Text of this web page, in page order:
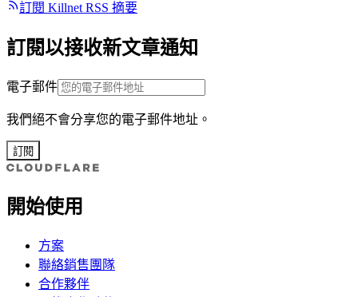
訂閱 Killnet RSS 摘要
訂閱以接收新文章通知
電子郵件
我們絕不會分享您的電子郵件地址。
訂閱
開始使用
方案
聯絡銷售團隊
合作夥伴